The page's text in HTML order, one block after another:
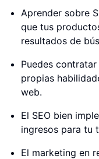
Aprender sobre
que tus
resultados de
Puedes
propias
web.
El SEO bien
ingresos para tu
El marketing en